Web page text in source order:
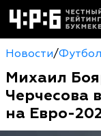
Новости/Футбол
Михаил
Черчесова
на Евро-